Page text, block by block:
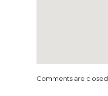
Comments are closed.